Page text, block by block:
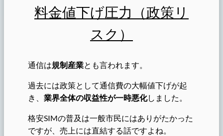
料金値下げ圧力（政策リ
スク）
通信は規制産業とも言われます。
過去には政策として通信費の大幅値下げが起
き、 業界全体の収益性が一時悪化しました。
格安SIMの普及は一般市民にはありがたかった
ですが、売上には直結する話ですよね。